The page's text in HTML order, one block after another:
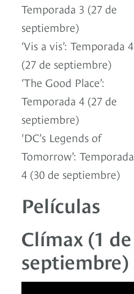
Temporada 3 (27 de
septiembre)
‘Vis a vis’: Temporada 4
(27 de septiembre)
‘The Good Place’:
Temporada 4 (27 de
septiembre)
‘DC’s Legends of
Tomorrow’: Temporada
4 (30 de septiembre)
Películas
Clímax (1 de
septiembre)